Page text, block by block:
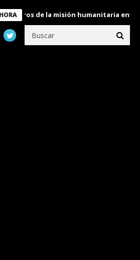
de la misión humanitaria enviada a